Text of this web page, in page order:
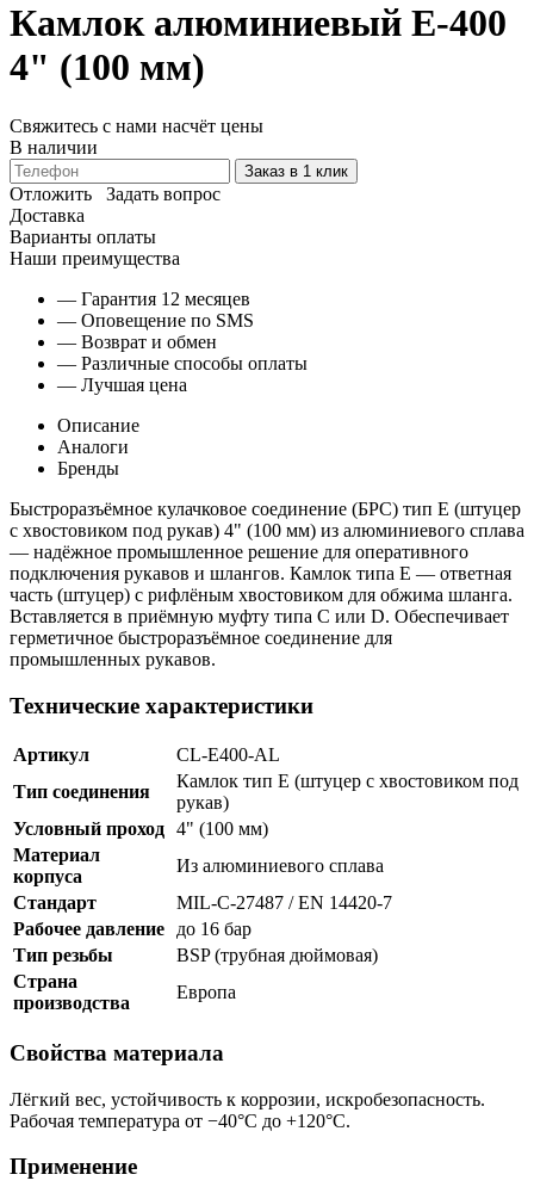
Камлок алюминиевый E-400
4" (100 мм)
Свяжитесь с нами насчёт цены
В наличии
Заказ в 1 клик
Отложить
Задать вопрос
Доставка
Варианты оплаты
Наши преимущества
— Гарантия 12 месяцев
— Оповещение по SMS
— Возврат и обмен
— Различные способы оплаты
— Лучшая цена
Описание
Аналоги
Бренды
Быстроразъёмное кулачковое соединение (БРС) тип E (штуцер
с хвостовиком под рукав) 4" (100 мм) из алюминиевого сплава
— надёжное промышленное решение для оперативного
подключения рукавов и шлангов. Камлок типа E — ответная
часть (штуцер) с рифлёным хвостовиком для обжима шланга.
Вставляется в приёмную муфту типа C или D. Обеспечивает
герметичное быстроразъёмное соединение для
промышленных рукавов.
Технические характеристики
Артикул
CL-E400-AL
Тип соединения
Камлок тип E (штуцер с хвостовиком под
рукав)
Условный проход 4" (100 мм)
Материал
корпуса
Из алюминиевого сплава
Стандарт
MIL-C-27487 / EN 14420-7
Рабочее давление
до 16 бар
Тип резьбы
BSP (трубная дюймовая)
Страна
производства
Европа
Свойства материала
Лёгкий вес, устойчивость к коррозии, искробезопасность.
Рабочая температура от −40°C до +120°C.
Применение